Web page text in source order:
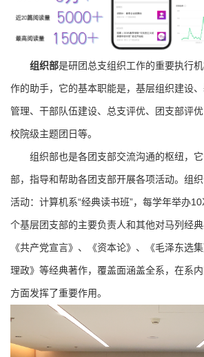
组织部是研团总支组织工作的重要执行
作的助手，它的基本职能是，基层组织建设
管理、干部队伍建设、总支评优、团支部评
校院级主题团日等。
组织部也是各团支部交流沟通的枢纽，
部，指导和帮助各团支部开展各项活动。组
活动：计算机系“经典读书班”，每学年举办
个基层团支部的主要负责人和其他对马列经
《共产党宣言》、《资本论》、《毛泽东选
理政》等经典著作，覆盖面涵盖全系，在系
方面发挥了重要作用。